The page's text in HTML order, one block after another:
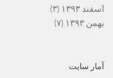
اسفند ۱۳۹۳
(۳)
بهمن ۱۳۹۳
(۷)
آمار سایت